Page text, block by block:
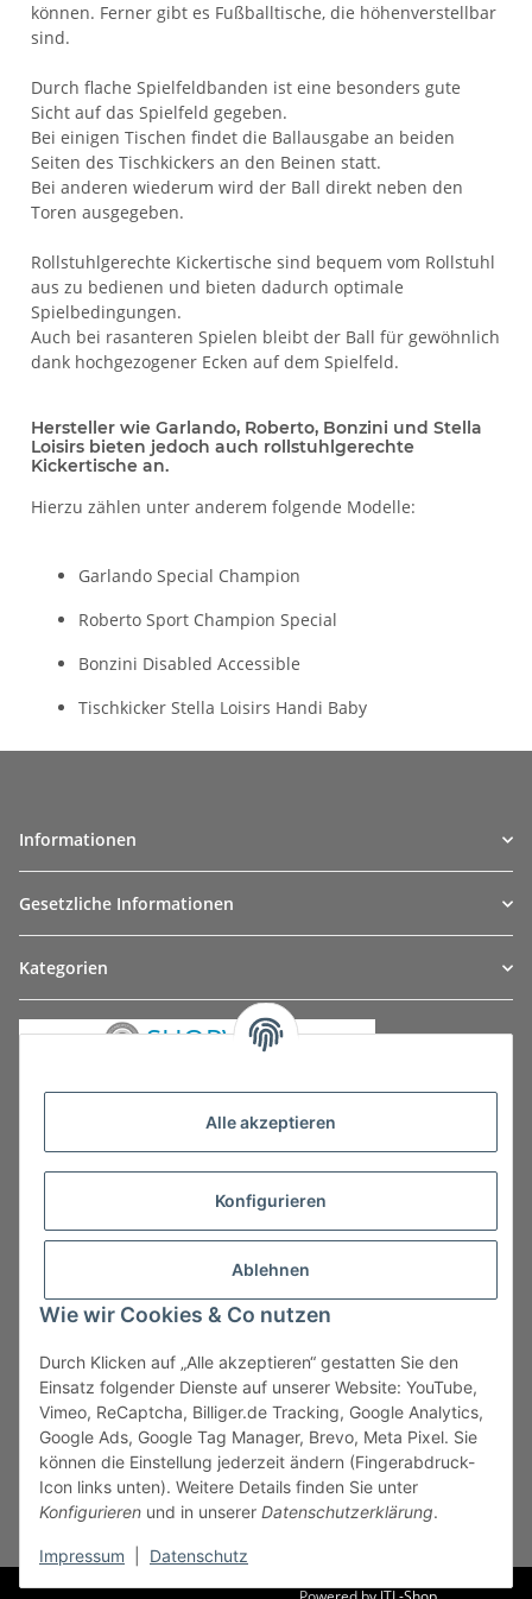
können. Ferner gibt es Fußballtische, die höhenverstellbar
sind.
Durch flache Spielfeldbanden ist eine besonders gute
Sicht auf das Spielfeld gegeben.
Bei einigen Tischen findet die Ballausgabe an beiden
Seiten des Tischkickers an den Beinen statt.
Bei anderen wiederum wird der Ball direkt neben den
Toren ausgegeben.
Rollstuhlgerechte Kickertische sind bequem vom Rollstuhl
aus zu bedienen und bieten dadurch optimale
Spielbedingungen.
Auch bei rasanteren Spielen bleibt der Ball für gewöhnlich
dank hochgezogener Ecken auf dem Spielfeld.
Hersteller wie Garlando, Roberto, Bonzini und Stella
Loisirs bieten jedoch auch rollstuhlgerechte
Kickertische an.
Hierzu zählen unter anderem folgende Modelle:
Garlando Special Champion
Roberto Sport Champion Special
Bonzini Disabled Accessible
Tischkicker Stella Loisirs Handi Baby
Informationen
Gesetzliche Informationen
Kategorien
Vertrag widerrufen
Alle akzeptieren
Konfigurieren
Ablehnen
Wie wir Cookies & Co nutzen
Durch Klicken auf „Alle akzeptieren“ gestatten Sie den
Einsatz folgender Dienste auf unserer Website: YouTube,
Vimeo, ReCaptcha, Billiger.de Tracking, Google Analytics,
Google Ads, Google Tag Manager, Brevo, Meta Pixel. Sie
können die Einstellung jederzeit ändern (Fingerabdruck-
Icon links unten). Weitere Details finden Sie unter
Konfigurieren und in unserer Datenschutzerklärung.
Impressum Datenschutz